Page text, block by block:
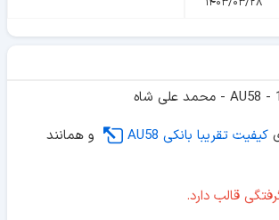
کیفیت تقریبا بانکی AU58
و همانند
قالب دارد.